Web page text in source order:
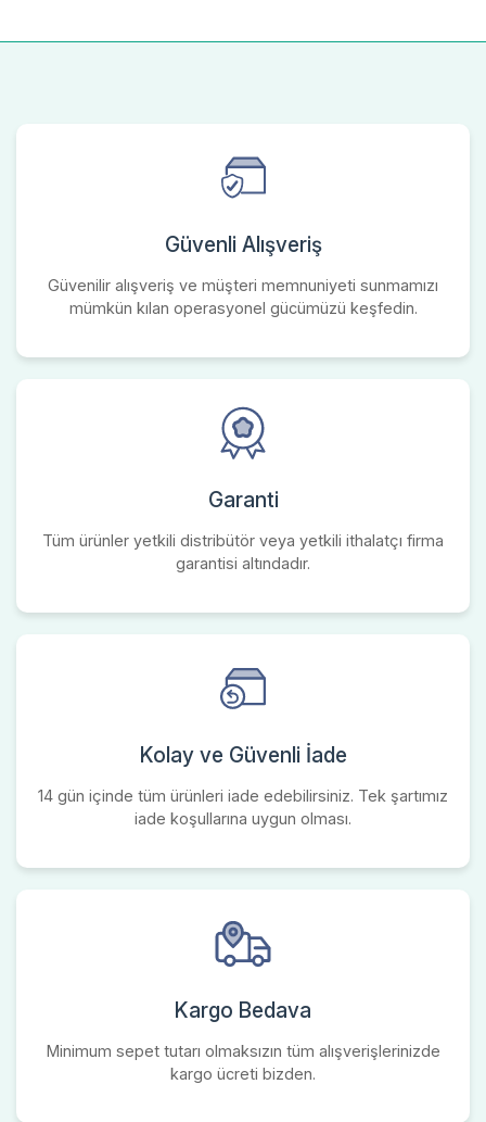
Güvenli Alışveriş
Güvenilir alışveriş ve müşteri memnuniyeti sunmamızı
mümkün kılan operasyonel gücümüzü keşfedin.
Garanti
Tüm ürünler yetkili distribütör veya yetkili ithalatçı firma
garantisi altındadır.
Kolay ve Güvenli İade
14 gün içinde tüm ürünleri iade edebilirsiniz. Tek şartımız
iade koşullarına uygun olması.
Kargo Bedava
Minimum sepet tutarı olmaksızın tüm alışverişlerinizde
kargo ücreti bizden.